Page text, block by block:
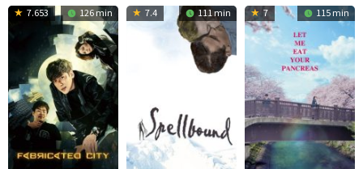
7.653 126 min 7.4 111 min 7 115 min